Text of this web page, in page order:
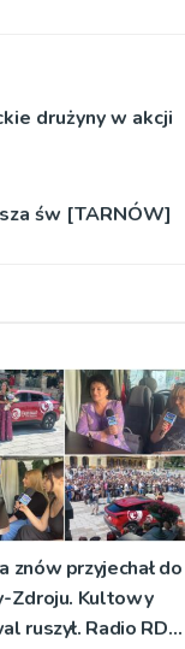
drużyny w akcji
św [TARNÓW]
znów przyjechał do
Zdroju. Kultowy
ruszył. Radio RDN